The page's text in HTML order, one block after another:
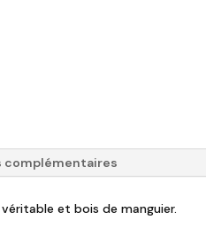
complémentaires
et bois de manguier.